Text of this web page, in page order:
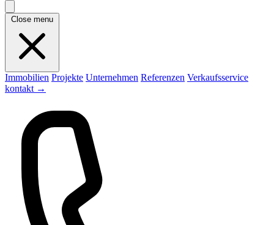
Close menu
Immobilien Projekte Unternehmen Referenzen Verkaufsservice
kontakt →